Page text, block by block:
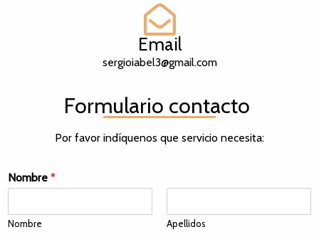
Email
sergioiabel3@gmail.com
Formulario contacto
Por favor indíquenos que servicio necesita:
Nombre *
Nombre Apellidos